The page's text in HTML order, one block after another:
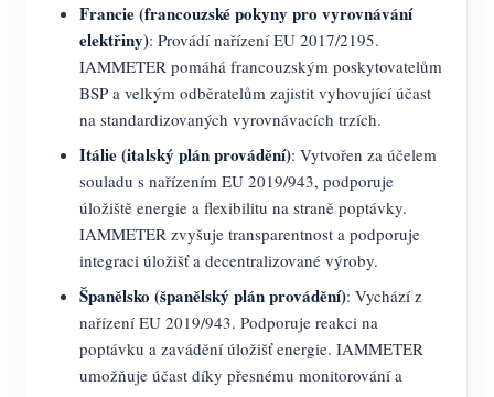
Francie (francouzské pokyny pro vyrovnávání
elektřiny): Provádí nařízení EU 2017/2195.
IAMMETER pomáhá francouzským poskytovatelům
BSP a velkým odběratelům zajistit vyhovující účast
na standardizovaných vyrovnávacích trzích.
Itálie (italský plán provádění): Vytvořen za účelem
souladu s nařízením EU 2019/943, podporuje
úložiště energie a flexibilitu na straně poptávky.
IAMMETER zvyšuje transparentnost a podporuje
integraci úložišť a decentralizované výroby.
Španělsko (španělský plán provádění): Vychází z
nařízení EU 2019/943. Podporuje reakci na
poptávku a zavádění úložišť energie. IAMMETER
umožňuje účast díky přesnému monitorování a